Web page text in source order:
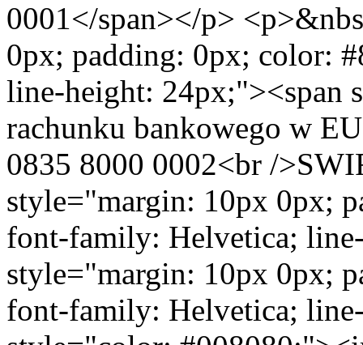
0001</span></p>
0px; padding: 0px; color:
line-height: 24px;"><span
rachunku bankowego w
0835 8000 0002<br /
style="margin: 10px 0px;
font-family: Helvetica;
style="margin: 10px 0px;
font-family: Helvetica;